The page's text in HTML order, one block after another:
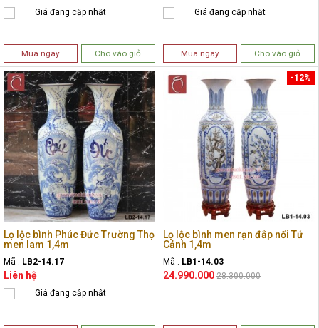
Giá đang cập nhật
Mua ngay Cho vào giỏ
Giá đang cập nhật
Mua ngay Cho vào giỏ
Lọ lộc bình Phúc Đức Trường Thọ
men lam 1,4m
Mã : LB2-14.17
Liên hệ
Giá đang cập nhật
Lọ lộc bình men rạn đắp nổi Tứ
Cảnh 1,4m
Mã : LB1-14.03
24.990.000
-12%
28.300.000